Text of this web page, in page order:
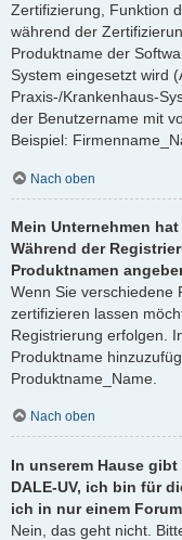
Zertifizierung, Funktion
während der
Produktname der
System eingesetzt wird
Praxis-/Krankenhaus-
der Benutzername mit
Beispiel:
Nach oben
Mein Unternehmen
Während der
Produktnamen
Wenn Sie verschiedene
zertifizieren lassen
Registrierung erfolgen.
Produktname
Produktname_Name.
Nach oben
In unserem Hause
DALE-UV, ich bin für
ich in nur einem
Nein, das geht nicht.